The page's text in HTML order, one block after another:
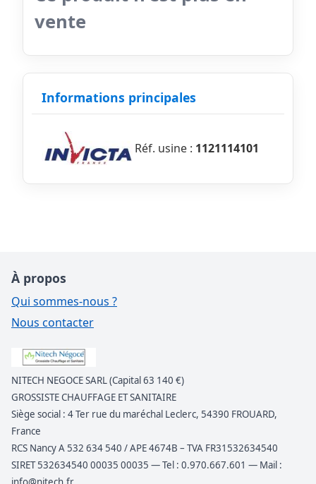
vente
Informations principales
Réf. usine : 1121114101
À propos
Qui sommes-nous ?
Nous contacter
NITECH NEGOCE SARL (Capital 63 140 €)
GROSSISTE CHAUFFAGE ET SANITAIRE
Siège social : 4 Ter rue du maréchal Leclerc, 54390 FROUARD,
France
RCS Nancy A 532 634 540 / APE 4674B – TVA FR31532634540
SIRET 532634540 00035 00035 — Tel : 0.970.667.601 — Mail :